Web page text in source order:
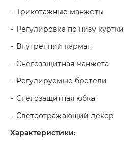
Трикотажные манжеты
Регулировка по низу куртки
Внутренний карман
Снегозащитная манжета
Регулируемые бретели
Снегозащитная юбка
Светоотражающий декор
Характеристики: